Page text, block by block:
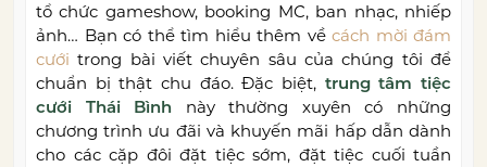
tổ chức gameshow, booking MC, ban nhạc, nhiếp
ảnh… Bạn có thể tìm hiểu thêm về cách mời đám
cưới trong bài viết chuyên sâu của chúng tôi để
chuẩn bị thật chu đáo. Đặc biệt, trung tâm tiệc
cưới Thái Bình này thường xuyên có những
chương trình ưu đãi và khuyến mãi hấp dẫn dành
cho các cặp đôi đặt tiệc sớm, đặt tiệc cuối tuần